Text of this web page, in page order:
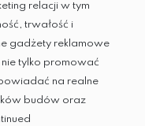
relacji w tym
trwałość i
gadżety reklamowe
tylko promować
na realne
budów oraz